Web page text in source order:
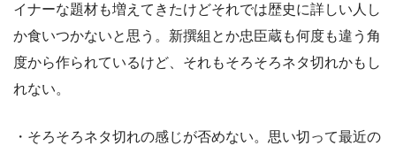
イナーな題材も増えてきたけどそれでは歴史に詳しい人し
か食いつかないと思う。新撰組とか忠臣蔵も何度も違う角
度から作られているけど、それもそろそろネタ切れかもし
れない。
・そろそろネタ切れの感じが否めない。思い切って最近の